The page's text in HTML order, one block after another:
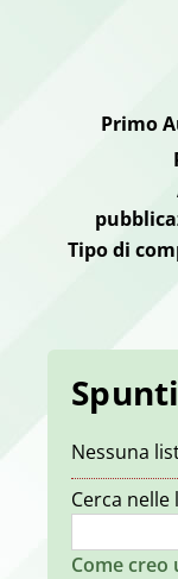
Primo
Tipo di
Nessuna
Cerca nelle
Come creo